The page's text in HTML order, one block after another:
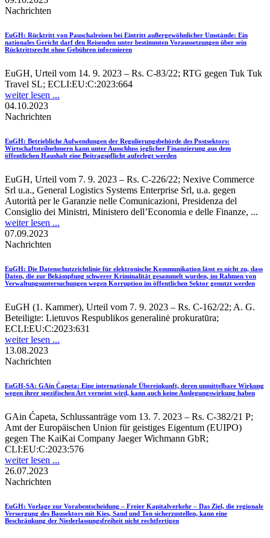
Nachrichten
EuGH: Rücktritt von Pauschalreisen bei Eintritt außergewöhnlicher Umstände: Ein
nationales Gericht darf den Reisenden unter bestimmten Voraussetzungen über sein
Rücktrittsrecht ohne Gebühren informieren
EuGH, Urteil vom 14. 9. 2023 – Rs. C-83/22; RTG gegen Tuk Tuk
Travel SL; ECLI:EU:C:2023:664
weiter lesen ...
04.10.2023
Nachrichten
EuGH: Betriebliche Aufwendungen der Regulierungsbehörde des Postsektors:
Wirtschaftsteilnehmern kann unter Ausschluss jeglicher Finanzierung aus dem
öffentlichen Haushalt eine Beitragspflicht auferlegt werden
EuGH, Urteil vom 7. 9. 2023 – Rs. C-226/22; Nexive Commerce
Srl u.a., General Logistics Systems Enterprise Srl, u.a. gegen
Autorità per le Garanzie nelle Comunicazioni, Presidenza del
Consiglio dei Ministri, Ministero dell’Economia e delle Finanze, ...
weiter lesen ...
07.09.2023
Nachrichten
EuGH: Die Datenschutzrichtlinie für elektronische Kommunikation lässt es nicht zu, dass
Daten, die zur Bekämpfung schwerer Kriminalität gesammelt wurden, im Rahmen von
Verwaltungsuntersuchungen wegen Korruption im öffentlichen Sektor genutzt werden
EuGH (1. Kammer), Urteil vom 7. 9. 2023 – Rs. C-162/22; A. G.
Beteiligte: Lietuvos Respublikos generalinė prokuratūra;
ECLI:EU:C:2023:631
weiter lesen ...
13.08.2023
Nachrichten
EuGH-SA: GAin Ćapeta: Eine internationale Übereinkunft, deren unmittelbare Wirkung
wegen ihrer spezifischen Art verneint wird, kann auch keine Auslegungswirkung haben
GAin Ćapeta, Schlussanträge vom 13. 7. 2023 – Rs. C-382/21 P;
Amt der Europäischen Union für geistiges Eigentum (EUIPO)
gegen The KaiKai Company Jaeger Wichmann GbR;
CLI:EU:C:2023:576
weiter lesen ...
26.07.2023
Nachrichten
EuGH: Vorlage zur Vorabentscheidung – Freier Kapitalverkehr – Das Ziel, die regionale
Versorgung des Bausektors mit Kies, Sand und Ton sicherzustellen, kann eine
Beschränkung der Niederlassungsfreiheit nicht rechtfertigen